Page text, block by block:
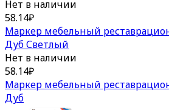
Нет в наличии
58.14₽
Маркер мебельный
Дуб Светлый
Нет в наличии
58.14₽
Маркер мебельный
Дуб